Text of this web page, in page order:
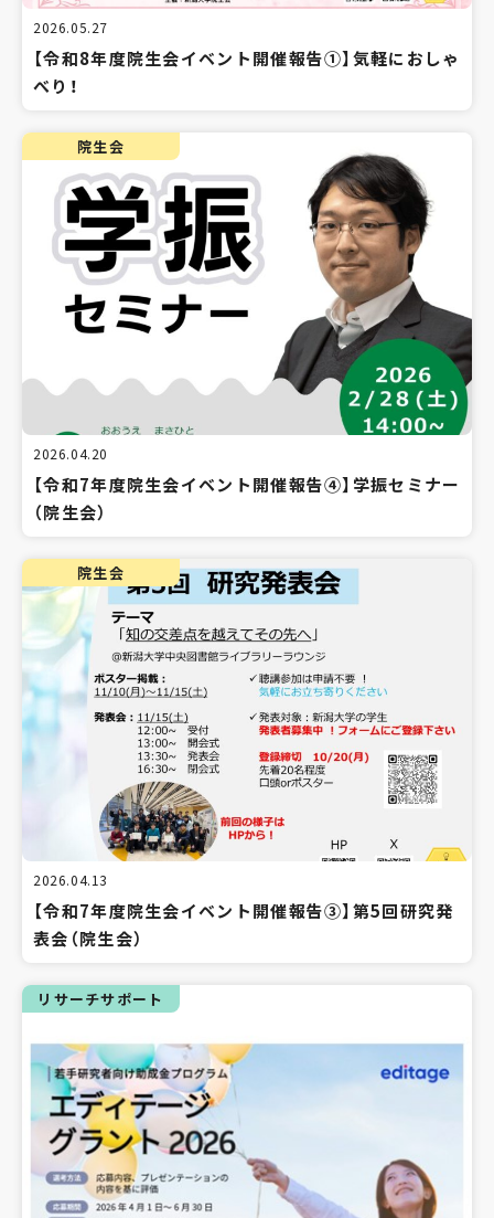
2026.05.27
【令和8年度院生会イベント開催報告①】気軽におしゃ
べり！
院生会
2026.04.20
【令和7年度院生会イベント開催報告④】学振セミナー
（院生会）
院生会
2026.04.13
【令和7年度院生会イベント開催報告③】第5回研究発
表会（院生会）
リサーチサポート